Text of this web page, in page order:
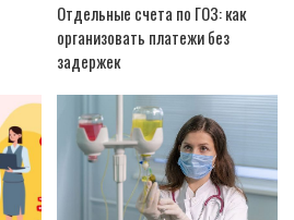
Отдельные счета по ГОЗ: как
организовать платежи без
задержек